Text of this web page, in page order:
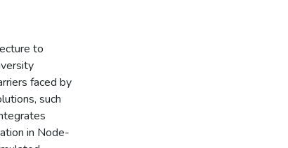
to
faced by
such
in Node-